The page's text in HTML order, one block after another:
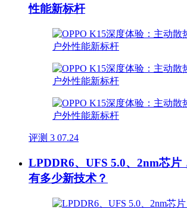
性能新标杆
评测 3 07.24
LPDDR6、UFS 5.0、2nm芯片
有多少新技术？